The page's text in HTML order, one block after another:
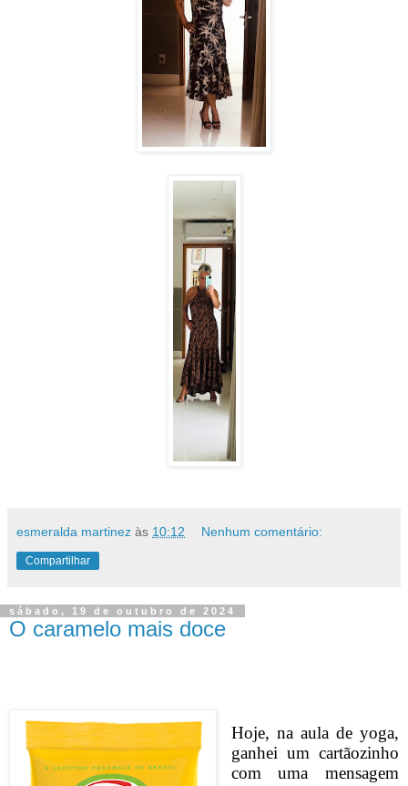
esmeralda martinez às 10:12 Nenhum comentário:
Compartilhar
sábado, 19 de outubro de 2024
O caramelo mais doce
Hoje, na aula de yoga,
ganhei um cartãozinho
com uma mensagem